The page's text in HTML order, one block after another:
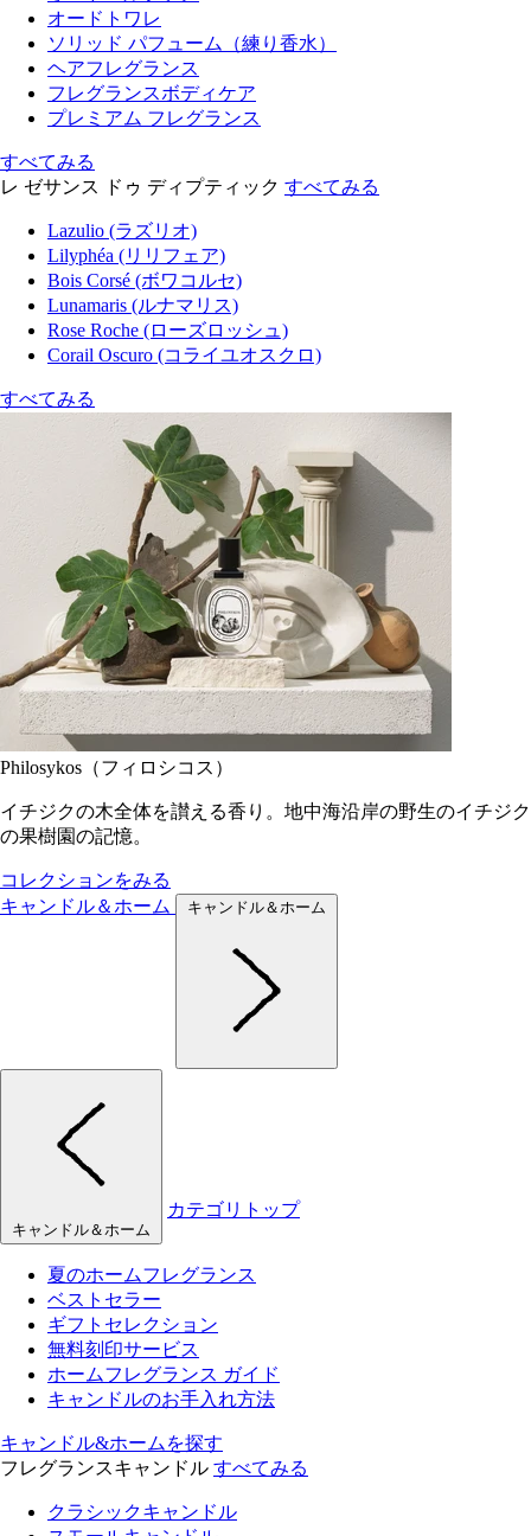
オードトワレ
ソリッド パフューム（練り香水）
ヘアフレグランス
フレグランスボディケア
プレミアム フレグランス
すべてみる
レ ゼサンス ドゥ ディプティック すべてみる
Lazulio (ラズリオ)
Lilyphéa (リリフェア)
Bois Corsé (ボワコルセ)
Lunamaris (ルナマリス)
Rose Roche (ローズロッシュ)
Corail Oscuro (コライユオスクロ)
すべてみる
Philosykos（フィロシコス）
イチジクの木全体を讃える香り。地中海沿岸の野生のイチジク
の果樹園の記憶。
コレクションをみる
キャンドル＆ホーム
キャンドル＆ホーム
キャンドル＆ホーム
カテゴリトップ
夏のホームフレグランス
ベストセラー
ギフトセレクション
無料刻印サービス
ホームフレグランス ガイド
キャンドルのお手入れ方法
キャンドル&ホームを探す
フレグランスキャンドル すべてみる
クラシックキャンドル